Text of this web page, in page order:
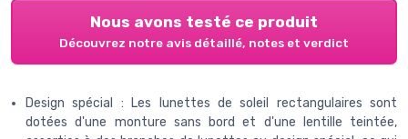
Nous avons testé ce produit
Découvrez notre avis détaillé, notes et verdict
Design spécial : Les lunettes de soleil rectangulaires sont
dotées d'une monture sans bord et d'une lentille teintée,